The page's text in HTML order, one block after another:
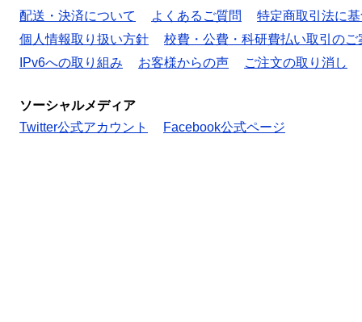
配送・決済について
よくあるご質問
特定商取引法に
個人情報取り扱い方針
校費・公費・科研費払い取引のご
IPv6への取り組み
お客様からの声 ご注文の取り消し
ソーシャルメディア
Twitter公式アカウント
Facebook公式ページ